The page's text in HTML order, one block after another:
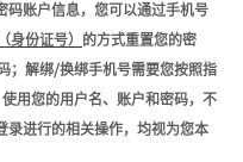
码账户信息，您可以通过手机号
身份证号） 的方式重置您的密
；解绑/换绑手机号需要您按照指
用您的用户名、账户和密码，不
录进行的相关操作，均视为您本